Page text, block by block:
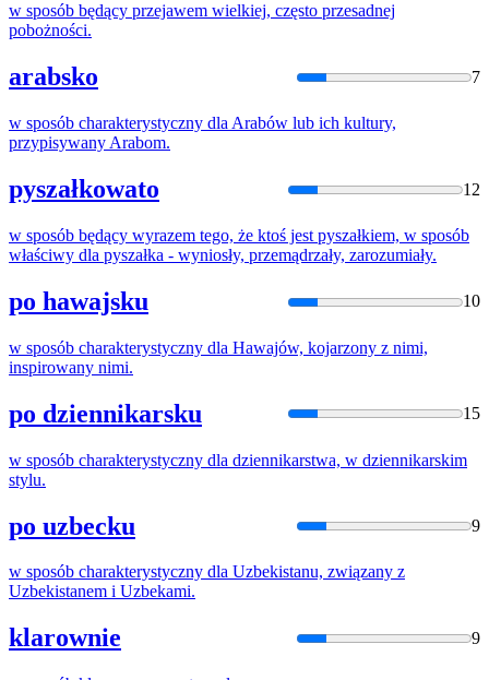
w sposób będący przejawem wielkiej, często przesadnej
pobożności.
arabsko 7
w sposób charakterystyczny dla Arabów lub ich kultury,
przypisywany Arabom.
pyszałkowato 12
w sposób będący wyrazem tego, że ktoś jest pyszałkiem, w sposób
właściwy dla pyszałka - wyniosły, przemądrzały, zarozumiały.
po hawajsku 10
w sposób charakterystyczny dla Hawajów, kojarzony z nimi,
inspirowany nimi.
po dziennikarsku 15
w sposób charakterystyczny dla dziennikarstwa, w dziennikarskim
stylu.
po uzbecku 9
w sposób charakterystyczny dla Uzbekistanu, związany z
Uzbekistanem i Uzbekami.
klarownie 9